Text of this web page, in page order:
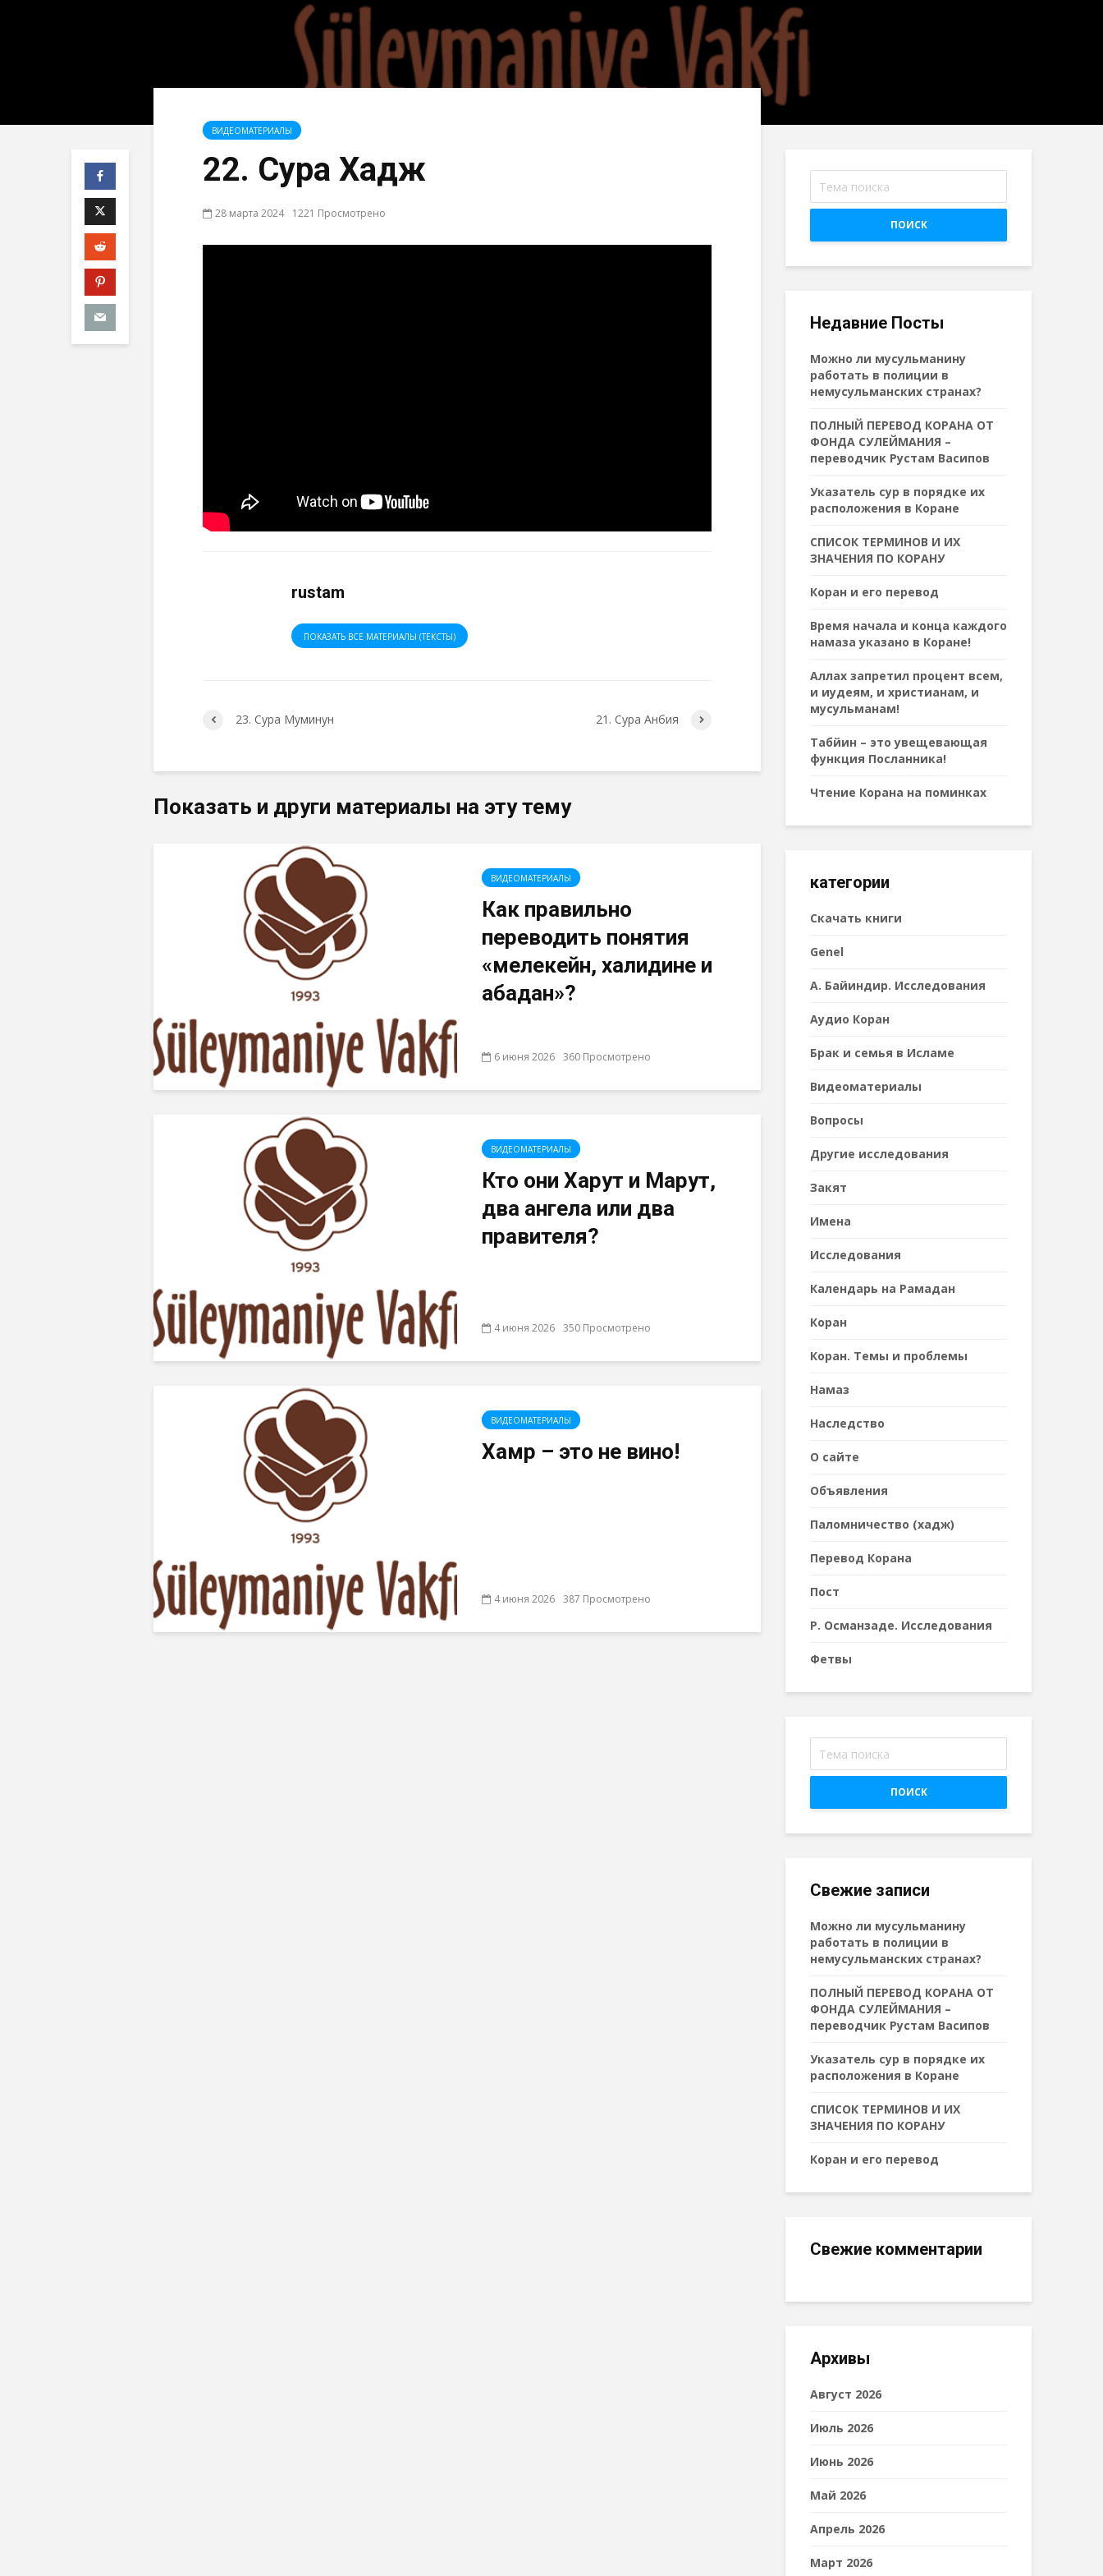
ВИДЕОМАТЕРИАЛЫ
22. Сура Хадж
28 марта 2024 1221 Просмотрено
rustam
ПОКАЗАТЬ ВСЕ МАТЕРИАЛЫ (ТЕКСТЫ)
23. Сура Муминун 21. Сура Анбия
Показать и други материалы на эту тему
ВИДЕОМАТЕРИАЛЫ
Как правильно
переводить понятия
«мелекейн, халидине и
абадан»?
6 июня 2026 360 Просмотрено
ВИДЕОМАТЕРИАЛЫ
Кто они Харут и Марут,
два ангела или два
правителя?
4 июня 2026 350 Просмотрено
ВИДЕОМАТЕРИАЛЫ
Хамр – это не вино!
4 июня 2026 387 Просмотрено
ПОИСК
Недавние Посты
Можно ли мусульманину
работать в полиции в
немусульманских странах?
ПОЛНЫЙ ПЕРЕВОД КОРАНА ОТ
ФОНДА СУЛЕЙМАНИЯ –
переводчик Рустам Васипов
Указатель сур в порядке их
расположения в Коране
СПИСОК ТЕРМИНОВ И ИХ
ЗНАЧЕНИЯ ПО КОРАНУ
Коран и его перевод
Время начала и конца каждого
намаза указано в Коране!
Аллах запретил процент всем,
и иудеям, и христианам, и
мусульманам!
Табйин – это увещевающая
функция Посланника!
Чтение Корана на поминках
категории
Cкачать книги
Genel
А. Байиндир. Исследования
Аудио Коран
Брак и семья в Исламе
Видеоматериалы
Вопросы
Другие исследования
Закят
Имена
Исследования
Календарь на Рамадан
Коран
Коран. Темы и проблемы
Намаз
Наследствo
О сайте
Объявления
Паломничество (хадж)
Перевод Корана
Пост
Р. Османзаде. Исследования
Фетвы
ПОИСК
Свежие записи
Можно ли мусульманину
работать в полиции в
немусульманских странах?
ПОЛНЫЙ ПЕРЕВОД КОРАНА ОТ
ФОНДА СУЛЕЙМАНИЯ –
переводчик Рустам Васипов
Указатель сур в порядке их
расположения в Коране
СПИСОК ТЕРМИНОВ И ИХ
ЗНАЧЕНИЯ ПО КОРАНУ
Коран и его перевод
Свежие комментарии
Архивы
Август 2026
Июль 2026
Июнь 2026
Май 2026
Апрель 2026
Март 2026